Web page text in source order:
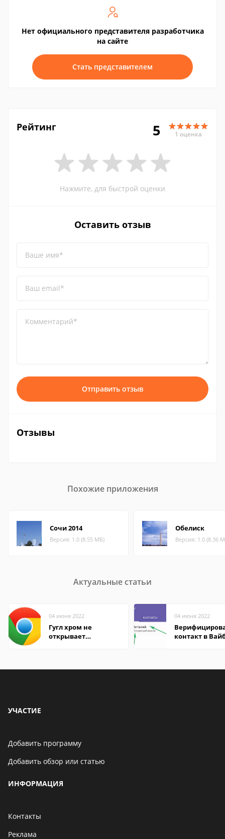
Нет официального представителя разработчика
на сайте
Стать представителем
Рейтинг 5 1 оценка
Нажмите, для быстрой оценки
Оставить отзыв
Ваше имя*
Ваш email*
Комментарий*
Отправить отзыв
Отзывы
Похожие приложения
Сочи 2014
Версия: 1.0 (8.55 МБ)
Обелиск
Версия: 1.0 (8.36
Актуальные статьи
04 июня 2022
Гугл хром не
открывает
04 июня 2022
контакт в
УЧАСТИЕ
Добавить программу
Добавить обзор или статью
ИНФОРМАЦИЯ
Контакты
Реклама